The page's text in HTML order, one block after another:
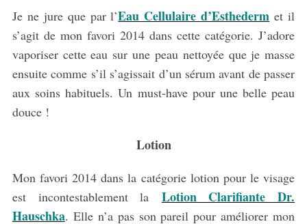
Je ne jure que par l’Eau Cellulaire d’Esthederm et il
s’agit de mon favori 2014 dans cette catégorie. J’adore
vaporiser cette eau sur une peau nettoyée que je masse
ensuite comme s’il s’agissait d’un sérum avant de passer
aux soins habituels. Un must-have pour une belle peau
douce !
Lotion
Mon favori 2014 dans la catégorie lotion pour le visage
est incontestablement la Lotion Clarifiante Dr.
Hauschka. Elle n’a pas son pareil pour améliorer mon